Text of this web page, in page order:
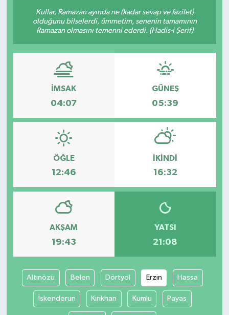
Kullar, Ramazan ayında ne (kadar sevap ve fazilet)
olduğunu bilselerdi, ümmetim, senenin tamamının
Ramazan olmasını temenni ederdi. (Hadis-i Şerif)
İMSAK
04:07
GÜNEŞ
05:39
ÖĞLE
12:46
İKINDI
16:32
AKŞAM
19:43
YATSI
21:08
Altınözü Belen Dörtyol Erzin Hassa
İskenderun Kırıkhan Kumlu Payas